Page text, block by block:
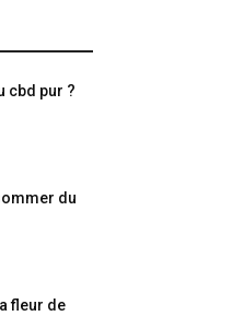
cbd pur ?
du
fleur de